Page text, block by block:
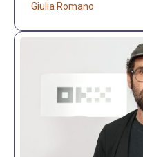
Giulia Romano